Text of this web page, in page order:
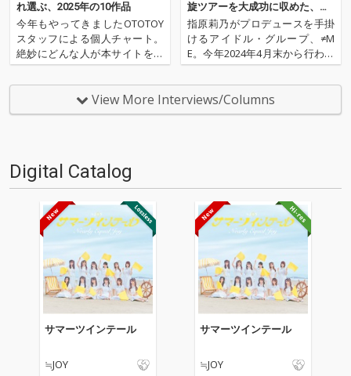
れ選ぶ、2025年の10作品
今年もやってきましたOTOTOY
スタッフによる個人チャート。
絶妙にどんな人が本サイトを運
営しているのか？ そんな自己
紹介もちょっとかねておりま
す。2025年は、それぞれなにを
聴いてOTOTOYを作っていたの
旋ツアーを大成功に収めた、グ
ループの大きな進化に迫る！
指原莉乃がプロデュースを手掛
けるアイドル・グループ、≠M
E。今年2024年4月末から行われ
ていたメンバーの出身地を巡っ
た凱旋ツアー≠ME 全国ツアー20
24「やっと、同じクラス」で
は、新たな演出を加えながら、
View More Interviews/Columns
Digital Catalog
サマーツインテール
≒JOY
サマーツインテール
≒JOY